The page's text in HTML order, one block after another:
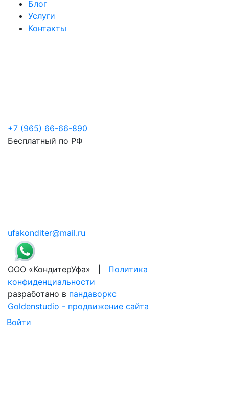
Блог
Услуги
Контакты
+7 (965) 66-66-890
Бесплатный по РФ
ufakonditer@mail.ru
ООО «КондитерУфа» | Политика
конфиденциальности
разработано в пандаворкс
Goldenstudio - продвижение сайта
Войти